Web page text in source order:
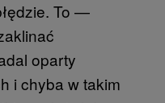
To —
oparty
i chyba w takim